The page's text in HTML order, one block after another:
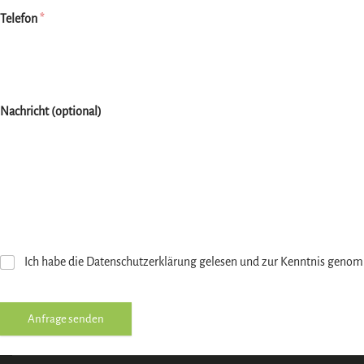
Telefon*
Nachricht (optional)
Ich habe die Datenschutzerklärung gelesen und zur Kenntnis
Anfrage senden